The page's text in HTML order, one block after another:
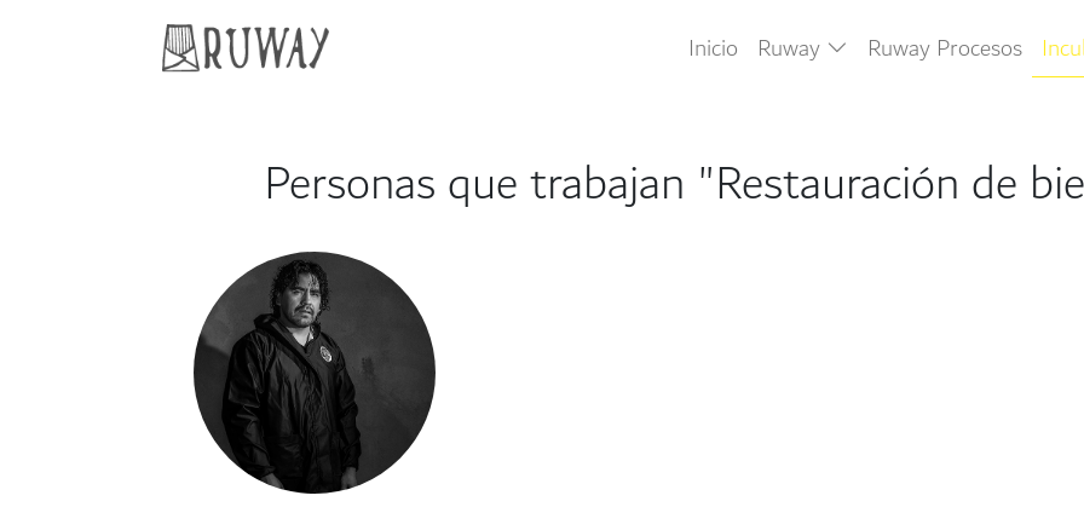
Inicio Ruway Ruway Procesos
Personas que trabajan "Restauración de